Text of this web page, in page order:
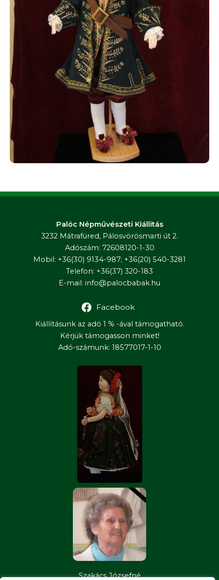
Palóc Népművészeti Kiállítás
3232 Mátrafüred, Pálosvörösmarti út 2.
Adószám: 72608120-1-30
Mobil: +36(30) 9134-987; +36(20) 540-3281
Telefon: +36(37) 320-183
E-mail: info@palocbabak.hu
Facebook
Kiállításunk az adó 1 % -ával támogatható.
Kérjük támogasson minket!
Adó-számunk: 18577017-1-10
Szakács Józsefné